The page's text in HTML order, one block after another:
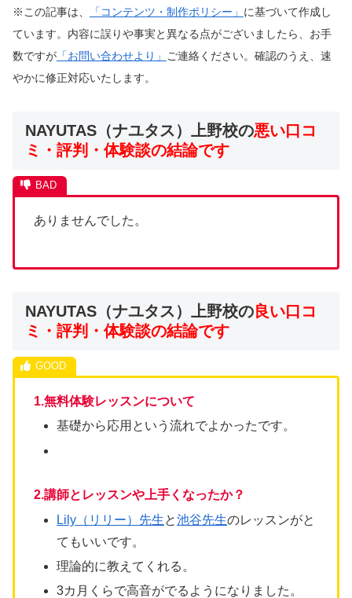
※この記事は、 「コンテンツ・制作ポリシー」 に基づいて作成し
ています。内容に誤りや事実と異なる点がございましたら、お手
数ですが 「お問い合わせより」
ご連絡ください。確認のうえ、速
やかに修正対応いたします。
NAYUTAS（ナユタス）上野校の悪い口コ
ミ・評判・体験談の結論です
ありませんでした。
NAYUTAS（ナユタス）上野校の 良い口コ
ミ・評判・体験談の結論です
1.無料体験レッスンについて
基礎から応用という流れでよかったです。
2.講師とレッスンや上手くなったか？
Lily（リリー）先生と池谷先生のレッスンがと
てもいいです。
理論的に教えてくれる。
3カ月くらで高音がでるようになりました。